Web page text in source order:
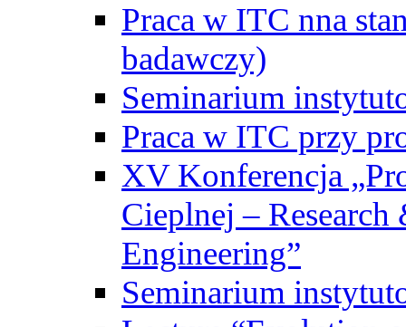
Praca w ITC nna
badawczy)
Seminarium
Praca w ITC przy
XV Konferencja
Cieplnej –
Engineering”
Seminarium